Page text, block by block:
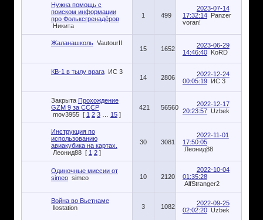
Нужна помощь с
поиском информации
про Фольксгренадёров
Никита
1 499
2023-07-14
17:32:14 Panzer
voran!
Жаланашколь VautourII
15
1652
2023-06-29
14:46:40 KoRD
КВ-1 в тылу врага ИС 3
14
2806
2022-12-24
00:05:19 ИС 3
Закрыта Прохождение
GZM 9 за СССР
mov3955 [ 1 2 3 15 ]
421 56560
2022-12-17
20:23:57 Uzbek
Инструкция по
использованию
авиакубика на картах.
Леонид88 [ 1 2 ]
30 3081
2022-11-01
17:50:05
Леонид88
Одиночные миссии от
simeo simeo 10 2120
2022-10-04
01:35:28
AlfStranger2
Война во Вьетнаме
llostation
3 1082
2022-09-25
02:02:20 Uzbek